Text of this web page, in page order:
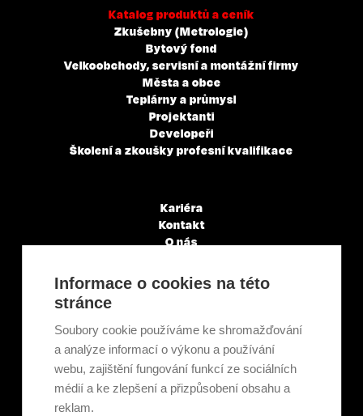
Katalog produktů a ceník
Zkušebny (Metrologie)
Bytový fond
Velkoobchody, servisní a montážní firmy
Města a obce
Teplárny a průmysl
Projektanti
Developeři
Školení a zkoušky profesní kvalifikace
Kariéra
Kontakt
O nás
Články a novinky
GDPR & Cookies
Ekologická recyklace
Projekty EU
Intranet - Přihlášení
Přihlášení
Informace o cookies na této
stránce
Soubory cookie používáme ke shromažďování
a analýze informací o výkonu a používání
webu, zajištění fungování funkcí ze sociálních
médií a ke zlepšení a přizpůsobení obsahu a
reklam.